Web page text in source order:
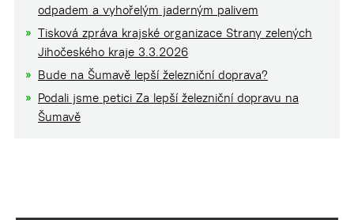
odpadem a vyhořelým jaderným palivem
Tisková zpráva krajské organizace Strany zelených
Jihočeského kraje 3.3.2026
Bude na Šumavě lepší železniční doprava?
Podali jsme petici Za lepší železniční dopravu na
Šumavě